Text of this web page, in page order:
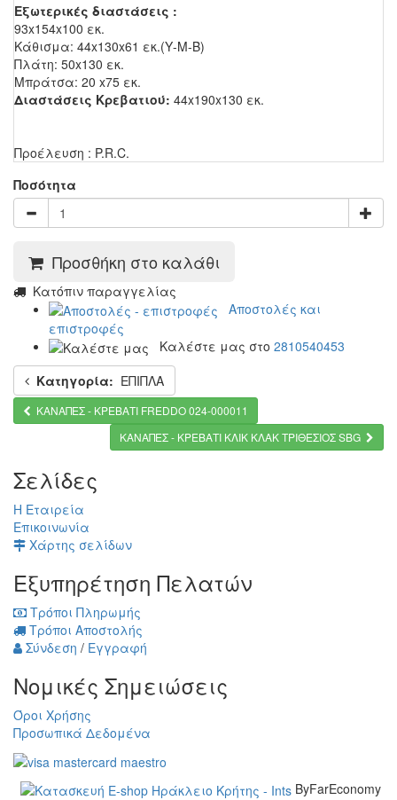
Εξωτερικές διαστάσεις :
93x154x100 εκ.
Κάθισμα: 44x130x61 εκ.(Υ-Μ-Β)
Πλάτη: 50x130 εκ.
Μπράτσα: 20 x75 εκ.
Διαστάσεις Κρεβατιού: 44x190x130 εκ.
Προέλευση : P.R.C.
Ποσότητα
Προσθήκη στο καλάθι
Kατόπιν παραγγελίας
Αποστολές και
επιστροφές
Καλέστε μας στο 2810540453
Κατηγορία: ΕΠΙΠΛΑ
ΚΑΝΑΠΕΣ - ΚΡΕΒΑΤΙ FREDDO 024-000011
ΚΑΝΑΠΕΣ - ΚΡΕΒΑΤΙ KΛΙΚ ΚΛΑΚ ΤΡΙΘΕΣΙΟΣ SBG
Σελίδες
Η Εταιρεία
Επικοινωνία
Χάρτης σελίδων
Εξυπηρέτηση Πελατών
Τρόποι Πληρωμής
Τρόποι Αποστολής
Σύνδεση / Εγγραφή
Νομικές Σημειώσεις
Όροι Χρήσης
Προσωπικά Δεδομένα
ByFarEconomy